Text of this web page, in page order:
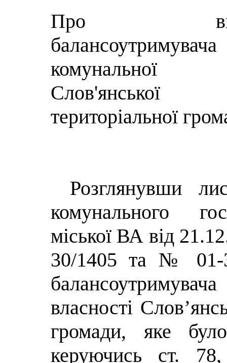
Про
комунальної
Слов'янської
територіальної
Розглянувши
комунального
міської ВА від
30/1405 та № 01-
власності
громади, яке
керуючись ст.